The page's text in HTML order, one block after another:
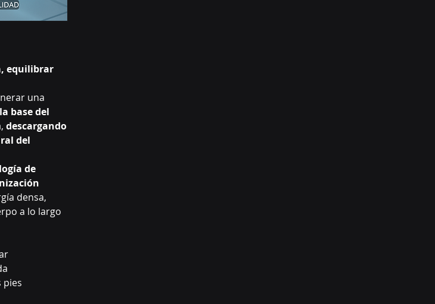
equilibrar
una
base del
descargando
del
de
densa,
a lo largo
pies